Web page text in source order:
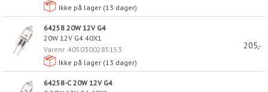
Ikke på lager (13 dager)
64258 20W 12V G4
20W 12V G4 40X1
Varenr 4050300285153
Ikke på lager (13 dager)
205,-
64258-C 20W 12V G4